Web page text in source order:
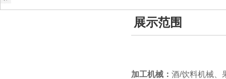
展示范围
加工机械： 酒/饮料机械、